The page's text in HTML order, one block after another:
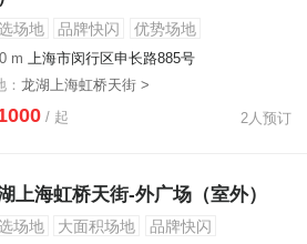
场地 品牌快闪 优势场地
m
上海市闵行区申长路885号
龙湖上海虹桥天街 >
/ 起 2人预订
上海虹桥天街-外广场（室外）
场地 大面积场地 品牌快闪